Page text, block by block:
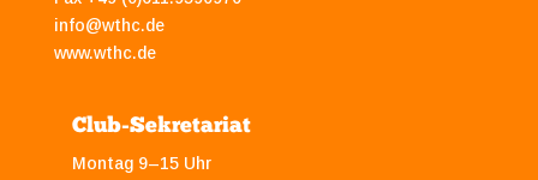
info@wthc.de
www.wthc.de
Club-Sekretariat
Montag 9–15 Uhr